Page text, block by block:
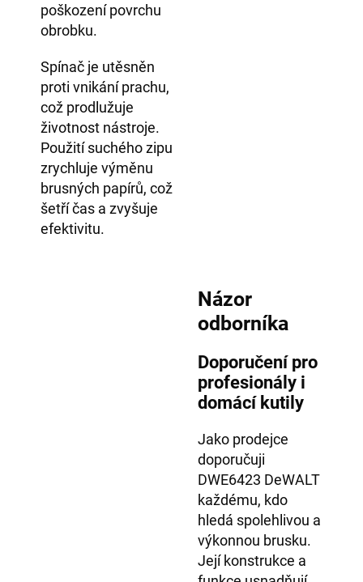
poškození povrchu
obrobku.
Spínač je utěsněn
proti vnikání prachu,
což prodlužuje
životnost nástroje.
Použití suchého zipu
zrychluje výměnu
brusných papírů, což
šetří čas a zvyšuje
efektivitu.
Názor
odborníka
Doporučení pro
profesionály i
domácí kutily
Jako prodejce
doporučuji
DWE6423 DeWALT
každému, kdo
hledá spolehlivou a
výkonnou brusku.
Její konstrukce a